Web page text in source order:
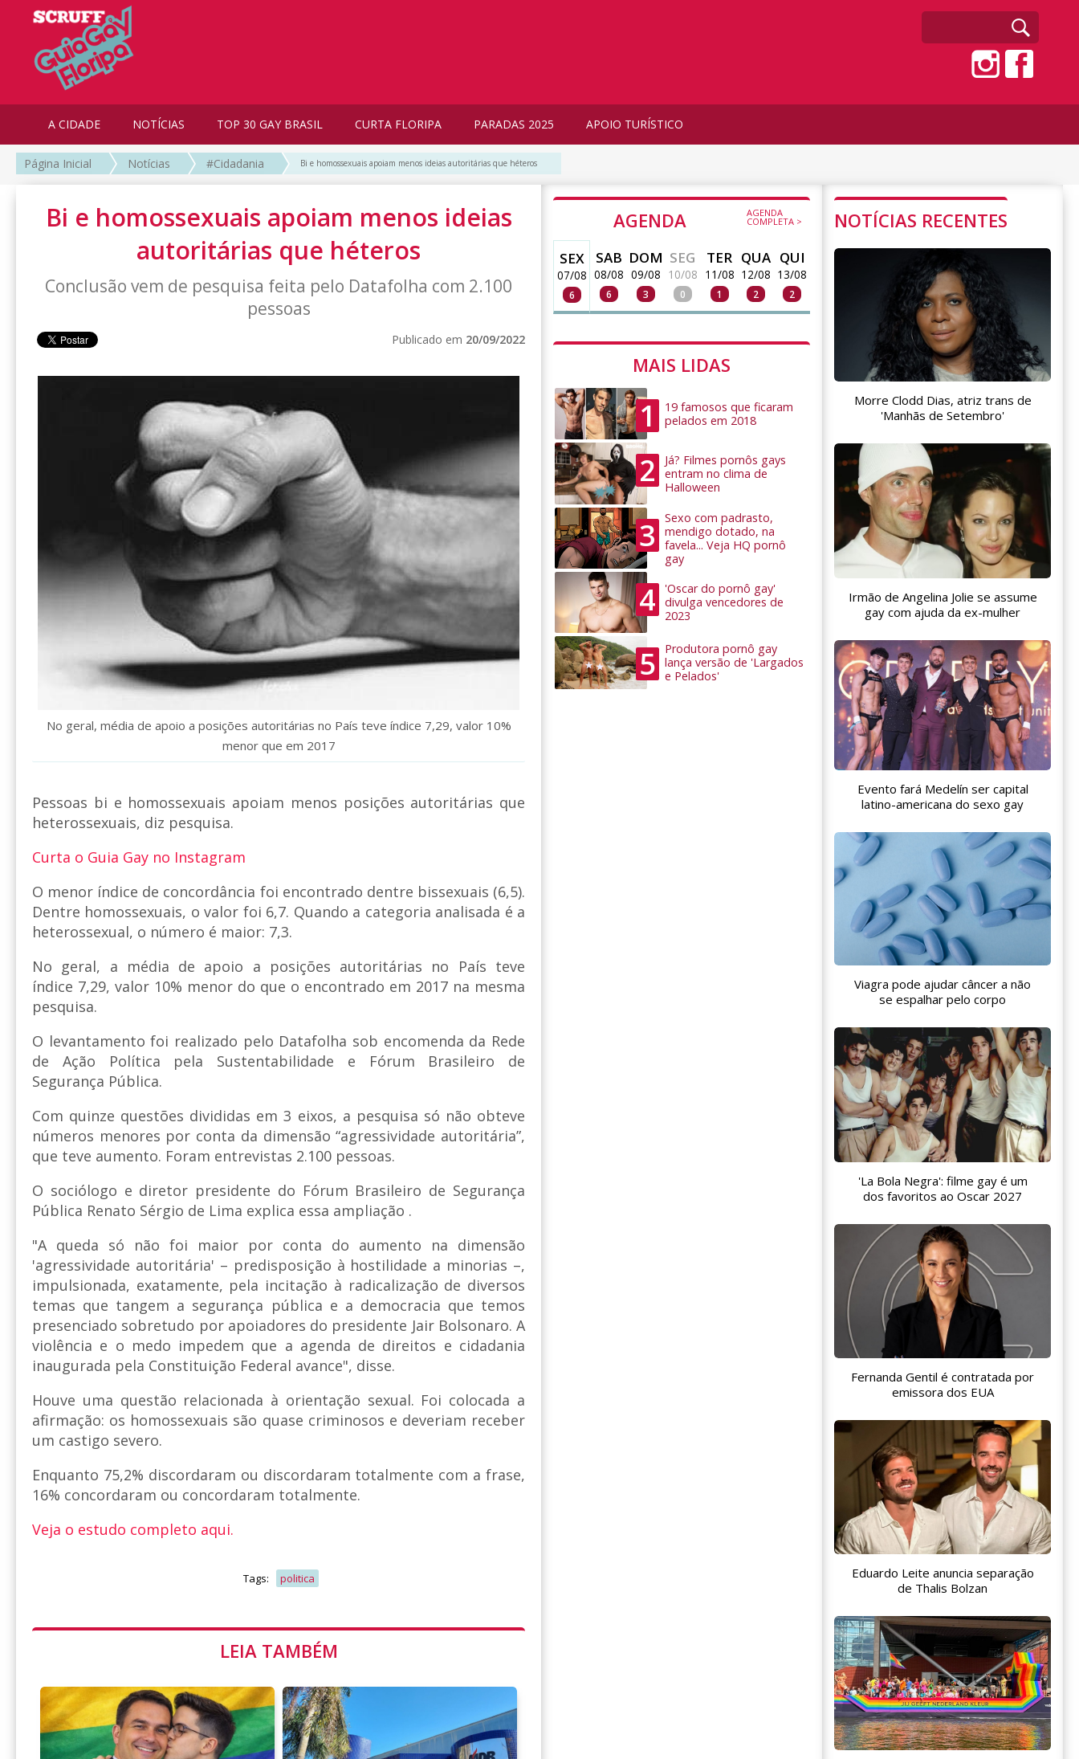
A CIDADE NOTÍCIAS TOP 30 GAY BRASIL CURTA FLORIPA PARADAS 2025 APOIO TURÍSTICO
Página Inicial Notícias #Cidadania Bi e homossexuais apoiam menos ideias autoritárias que héteros
Bi e homossexuais apoiam menos ideias
autoritárias que héteros
Conclusão vem de pesquisa feita pelo Datafolha com 2.100
pessoas
Publicado em 20/09/2022
No geral, média de apoio a posições autoritárias no País teve índice 7,29, valor 10%
menor que em 2017
Pessoas bi e homossexuais apoiam menos posições autoritárias que
heterossexuais, diz pesquisa.
Curta o Guia Gay no Instagram
O menor índice de concordância foi encontrado dentre bissexuais (6,5).
Dentre homossexuais, o valor foi 6,7. Quando a categoria analisada é a
heterossexual, o número é maior: 7,3.
No geral, a média de apoio a posições autoritárias no País teve
índice 7,29, valor 10% menor do que o encontrado em 2017 na mesma
pesquisa.
O levantamento foi realizado pelo Datafolha sob encomenda da Rede
de Ação Política pela Sustentabilidade e Fórum Brasileiro de
Segurança Pública.
Com quinze questões divididas em 3 eixos, a pesquisa só não obteve
números menores por conta da dimensão “agressividade autoritária”,
que teve aumento. Foram entrevistas 2.100 pessoas.
O sociólogo e diretor presidente do Fórum Brasileiro de Segurança
Pública Renato Sérgio de Lima explica essa ampliação .
"A queda só não foi maior por conta do aumento na dimensão
'agressividade autoritária' – predisposição à hostilidade a minorias –,
impulsionada, exatamente, pela incitação à radicalização de diversos
temas que tangem a segurança pública e a democracia que temos
presenciado sobretudo por apoiadores do presidente Jair Bolsonaro. A
violência e o medo impedem que a agenda de direitos e cidadania
inaugurada pela Constituição Federal avance", disse.
Houve uma questão relacionada à orientação sexual. Foi colocada a
afirmação: os homossexuais são quase criminosos e deveriam receber
um castigo severo.
Enquanto 75,2% discordaram ou discordaram totalmente com a frase,
16% concordaram ou concordaram totalmente.
Veja o estudo completo aqui.
Tags: politica
LEIA TAMBÉM
AGENDA AGENDA
COMPLETA >
SEX
07/08
6
SAB
08/08
6
DOM
09/08
3
SEG
10/08
0
TER
11/08
1
QUA
12/08
2
QUI
13/08
2
MAIS LIDAS
1
19 famosos que ficaram
pelados em 2018
2
Já? Filmes pornôs gays
entram no clima de
Halloween
3
Sexo com padrasto,
mendigo dotado, na
favela... Veja HQ pornô
gay
4
'Oscar do pornô gay'
divulga vencedores de
2023
5
Produtora pornô gay
lança versão de 'Largados
e Pelados'
NOTÍCIAS RECENTES
Morre Clodd Dias, atriz trans de
'Manhãs de Setembro'
Irmão de Angelina Jolie se assume
gay com ajuda da ex-mulher
Evento fará Medelín ser capital
latino-americana do sexo gay
Viagra pode ajudar câncer a não
se espalhar pelo corpo
'La Bola Negra': filme gay é um
dos favoritos ao Oscar 2027
Fernanda Gentil é contratada por
emissora dos EUA
Eduardo Leite anuncia separação
de Thalis Bolzan